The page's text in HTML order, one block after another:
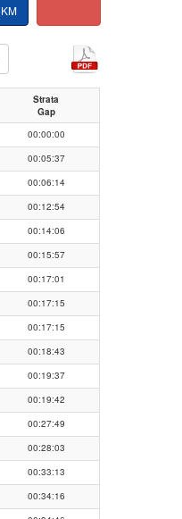
Strata
Gap
00:00:00
00:05:37
00:06:14
00:12:54
00:14:06
00:15:57
00:17:01
00:17:15
00:17:15
00:18:43
00:19:37
00:19:42
00:27:49
00:28:03
00:33:13
00:34:16